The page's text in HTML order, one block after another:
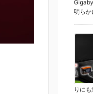
明らか
りに